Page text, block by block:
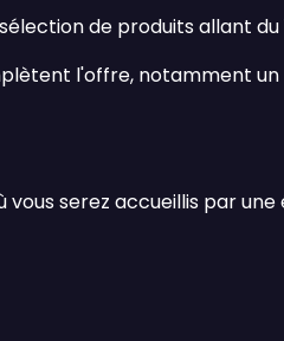
de produits allant du
l'offre, notamment
vous serez accueillis par